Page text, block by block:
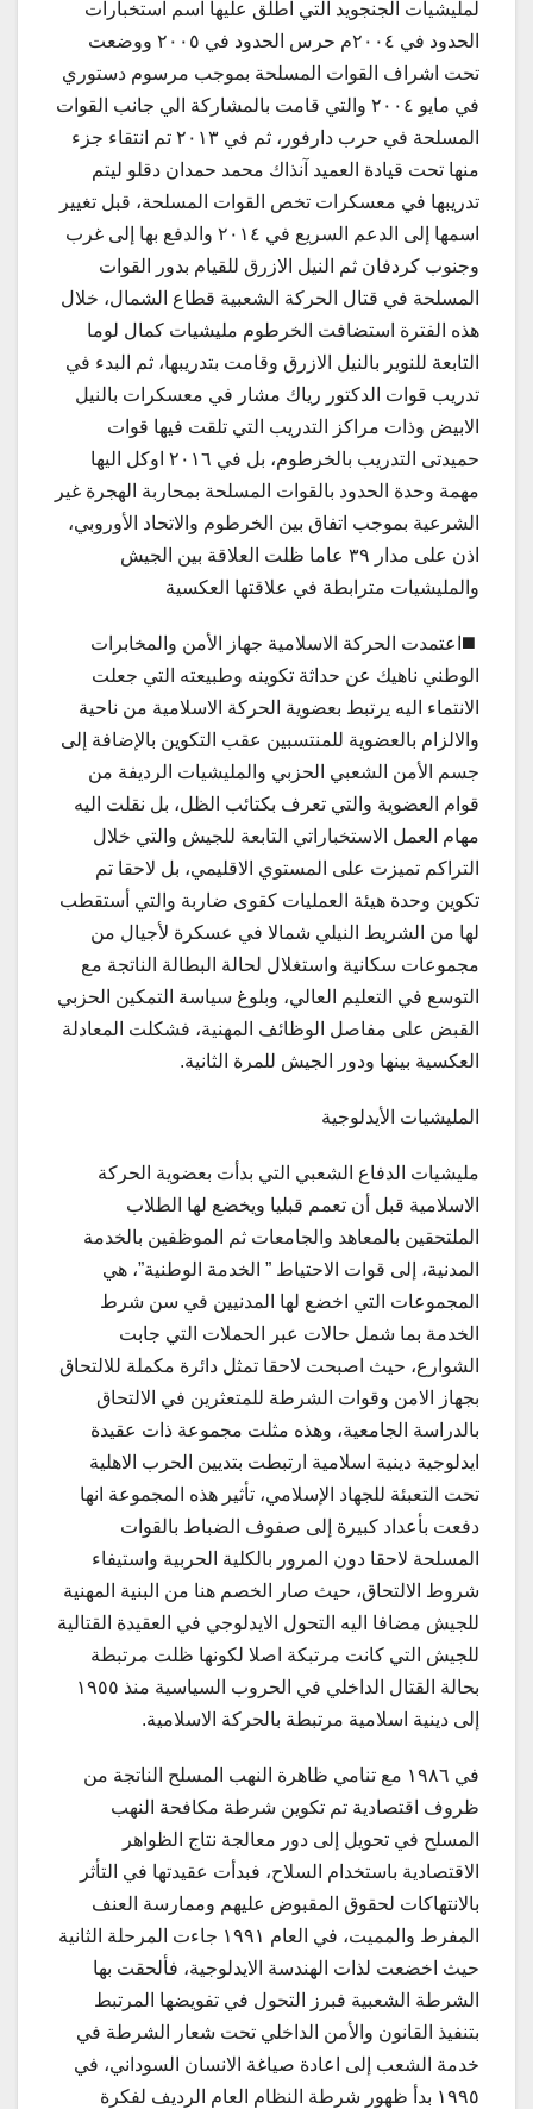
لمليشيات الجنجويد التي اطلق عليها اسم استخبارات
الحدود في ٢٠٠٤م حرس الحدود في ٢٠٠٥ ووضعت
تحت اشراف القوات المسلحة بموجب مرسوم دستوري
في مايو ٢٠٠٤ والتي قامت بالمشاركة الي جانب القوات
المسلحة في حرب دارفور، ثم في ٢٠١٣ تم انتقاء جزء
منها تحت قيادة العميد آنذاك محمد حمدان دقلو ليتم
تدريبها في معسكرات تخص القوات المسلحة، قبل تغيير
اسمها إلى الدعم السريع في ٢٠١٤ والدفع بها إلى غرب
وجنوب كردفان ثم النيل الازرق للقيام بدور القوات
المسلحة في قتال الحركة الشعبية قطاع الشمال، خلال
هذه الفترة استضافت الخرطوم مليشيات كمال لوما
التابعة للنوير بالنيل الازرق وقامت بتدريبها، ثم البدء في
تدريب قوات الدكتور رياك مشار في معسكرات بالنيل
الابيض وذات مراكز التدريب التي تلقت فيها قوات
حميدتى التدريب بالخرطوم، بل في ٢٠١٦ اوكل اليها
مهمة وحدة الحدود بالقوات المسلحة بمحاربة الهجرة غير
الشرعية بموجب اتفاق بين الخرطوم والاتحاد الأوروبي،
اذن على مدار ٣٩ عاما ظلت العلاقة بين الجيش
والمليشيات مترابطة في علاقتها العكسية
◼️اعتمدت الحركة الاسلامية جهاز الأمن والمخابرات
الوطني ناهيك عن حداثة تكوينه وطبيعته التي جعلت
الانتماء اليه يرتبط بعضوية الحركة الاسلامية من ناحية
والالزام بالعضوية للمنتسبين عقب التكوين بالإضافة إلى
جسم الأمن الشعبي الحزبي والمليشيات الرديفة من
قوام العضوية والتي تعرف بكتائب الظل، بل نقلت اليه
مهام العمل الاستخباراتي التابعة للجيش والتي خلال
التراكم تميزت على المستوي الاقليمي، بل لاحقا تم
تكوين وحدة هيئة العمليات كقوى ضاربة والتي أستقطب
لها من الشريط النيلي شمالا في عسكرة لأجيال من
مجموعات سكانية واستغلال لحالة البطالة الناتجة مع
التوسع في التعليم العالي، وبلوغ سياسة التمكين الحزبي
القبض على مفاصل الوظائف المهنية، فشكلت المعادلة
العكسية بينها ودور الجيش للمرة الثانية.
المليشيات الأيدلوجية
مليشيات الدفاع الشعبي التي بدأت بعضوية الحركة
الاسلامية قبل أن تعمم قبليا ويخضع لها الطلاب
الملتحقين بالمعاهد والجامعات ثم الموظفين بالخدمة
المدنية، إلى قوات الاحتياط ” الخدمة الوطنية”، هي
المجموعات التي اخضع لها المدنيين في سن شرط
الخدمة بما شمل حالات عبر الحملات التي جابت
الشوارع، حيث اصبحت لاحقا تمثل دائرة مكملة للالتحاق
بجهاز الامن وقوات الشرطة للمتعثرين في الالتحاق
بالدراسة الجامعية، وهذه مثلت مجموعة ذات عقيدة
ايدلوجية دينية اسلامية ارتبطت بتديين الحرب الاهلية
تحت التعبئة للجهاد الإسلامي، تأثير هذه المجموعة انها
دفعت بأعداد كبيرة إلى صفوف الضباط بالقوات
المسلحة لاحقا دون المرور بالكلية الحربية واستيفاء
شروط الالتحاق، حيث صار الخصم هنا من البنية المهنية
للجيش مضافا اليه التحول الايدلوجي في العقيدة القتالية
للجيش التي كانت مرتبكة اصلا لكونها ظلت مرتبطة
بحالة القتال الداخلي في الحروب السياسية منذ ١٩٥٥
إلى دينية اسلامية مرتبطة بالحركة الاسلامية.
في ١٩٨٦ مع تنامي ظاهرة النهب المسلح الناتجة من
ظروف اقتصادية تم تكوين شرطة مكافحة النهب
المسلح في تحويل إلى دور معالجة نتاج الظواهر
الاقتصادية باستخدام السلاح، فبدأت عقيدتها في التأثر
بالانتهاكات لحقوق المقبوض عليهم وممارسة العنف
المفرط والمميت، في العام ١٩٩١ جاءت المرحلة الثانية
حيث اخضعت لذات الهندسة الايدلوجية، فألحقت بها
الشرطة الشعبية فبرز التحول في تفويضها المرتبط
بتنفيذ القانون والأمن الداخلي تحت شعار الشرطة في
خدمة الشعب إلى اعادة صياغة الانسان السوداني، في
١٩٩٥ بدأ ظهور شرطة النظام العام الرديف لفكرة